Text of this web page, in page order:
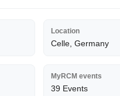
Location
Celle, Germany
MyRCM events
39 Events